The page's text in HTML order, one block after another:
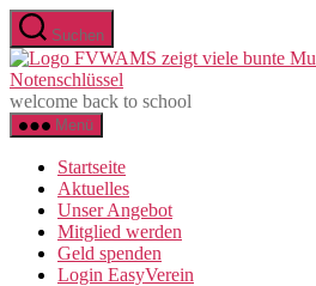
Zum
Inhalt
springen
Suchen
welcome back to school
Menü
Startseite
Aktuelles
Unser Angebot
Mitglied werden
Geld spenden
Login EasyVerein